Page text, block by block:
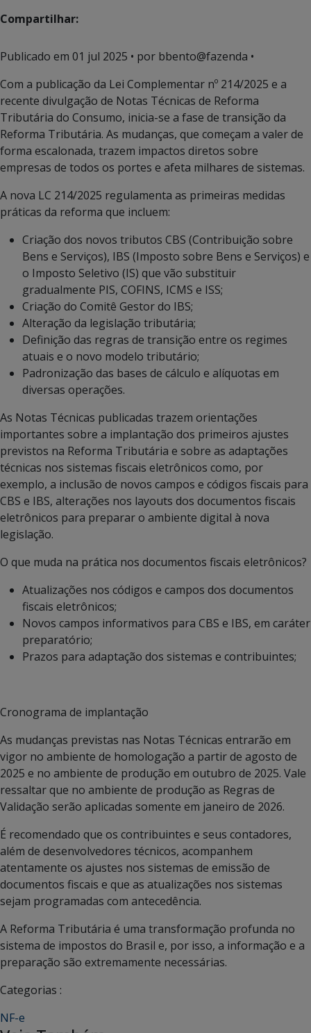
Compartilhar:
Publicado em 01 jul 2025 • por bbento@fazenda •
Com a publicação da Lei Complementar nº 214/2025 e a
recente divulgação de Notas Técnicas de Reforma
Tributária do Consumo, inicia-se a fase de transição da
Reforma Tributária. As mudanças, que começam a valer de
forma escalonada, trazem impactos diretos sobre
empresas de todos os portes e afeta milhares de sistemas.
A nova LC 214/2025 regulamenta as primeiras medidas
práticas da reforma que incluem:
Criação dos novos tributos CBS (Contribuição sobre
Bens e Serviços), IBS (Imposto sobre Bens e Serviços) e
o Imposto Seletivo (IS) que vão substituir
gradualmente PIS, COFINS, ICMS e ISS;
Criação do Comitê Gestor do IBS;
Alteração da legislação tributária;
Definição das regras de transição entre os regimes
atuais e o novo modelo tributário;
Padronização das bases de cálculo e alíquotas em
diversas operações.
As Notas Técnicas publicadas trazem orientações
importantes sobre a implantação dos primeiros ajustes
previstos na Reforma Tributária e sobre as adaptações
técnicas nos sistemas fiscais eletrônicos como, por
exemplo, a inclusão de novos campos e códigos fiscais para
CBS e IBS, alterações nos layouts dos documentos fiscais
eletrônicos para preparar o ambiente digital à nova
legislação.
O que muda na prática nos documentos fiscais eletrônicos?
Atualizações nos códigos e campos dos documentos
fiscais eletrônicos;
Novos campos informativos para CBS e IBS, em caráter
preparatório;
Prazos para adaptação dos sistemas e contribuintes;
Cronograma de implantação
As mudanças previstas nas Notas Técnicas entrarão em
vigor no ambiente de homologação a partir de agosto de
2025 e no ambiente de produção em outubro de 2025. Vale
ressaltar que no ambiente de produção as Regras de
Validação serão aplicadas somente em janeiro de 2026.
É recomendado que os contribuintes e seus contadores,
além de desenvolvedores técnicos, acompanhem
atentamente os ajustes nos sistemas de emissão de
documentos fiscais e que as atualizações nos sistemas
sejam programadas com antecedência.
A Reforma Tributária é uma transformação profunda no
sistema de impostos do Brasil e, por isso, a informação e a
preparação são extremamente necessárias.
Categorias :
NF-e